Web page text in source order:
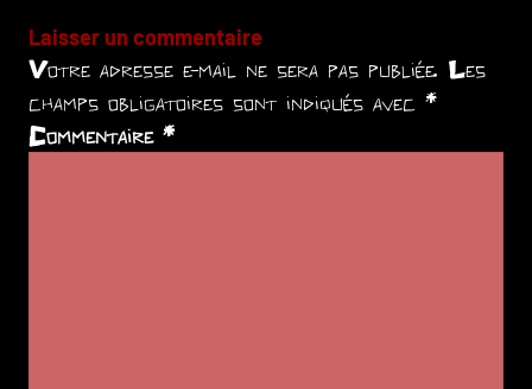
Laisser un commentaire
Votre adresse e-mail ne sera pas publiée. Les
champs obligatoires sont indiqués avec *
Commentaire *